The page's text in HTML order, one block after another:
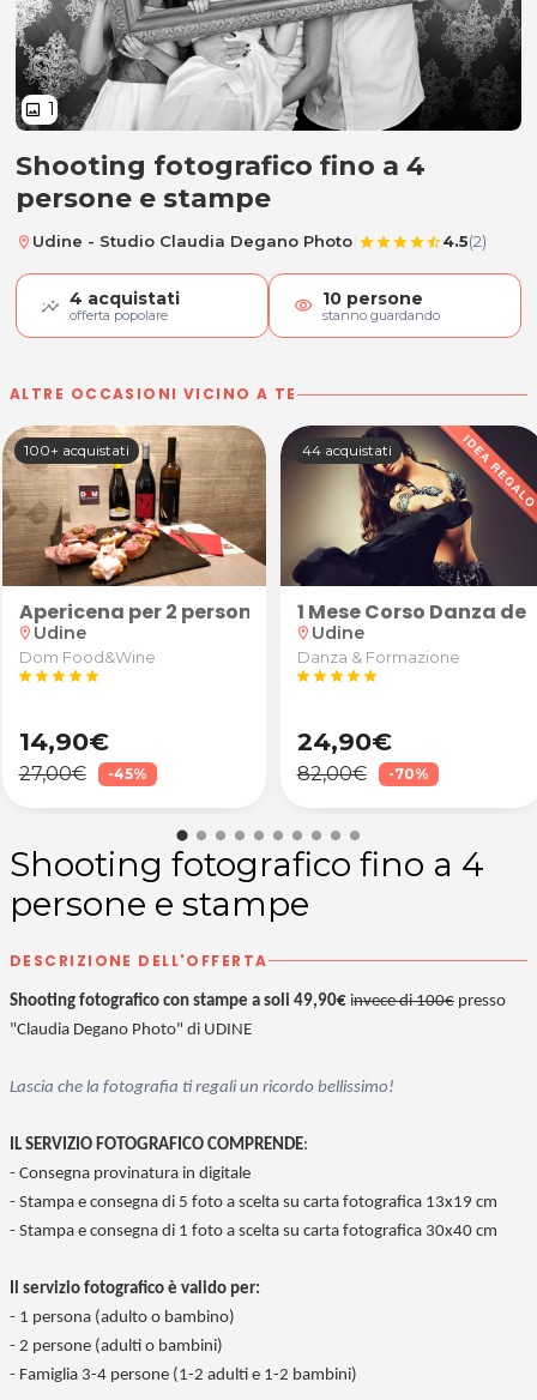
image 1
Shooting fotografico fino a 4
Shooting fotografico fino a 4
persone e stampe
location_on Udine - Studio Claudia Degano Photo starstarstarstarstar_half4.5(2)
4 acquistati
offerta popolare visibility 10 persone
stanno guardando
ALTRE OCCASIONI VICINO A TE
finale
100+ acquistati
Apericena per 2 persone: "Robusto" (calice di
location_on Udine
Dom Food&Wine
starstarstarstarstar
14,90€
27,00€ -45%
44 acquistati
1 Mese Corso Danza
location_on Udine
Danza & Formazione
starstarstarstarstar
24,90€
82,00€ -70%
Shooting fotografico fino a 4
persone e stampe
DESCRIZIONE DELL'OFFERTA
Shooting fotografico con stampe a soli 49,90€ invece di 100€ presso
"Claudia Degano Photo" di UDINE
Lascia che la fotografia ti regali un ricordo bellissimo!
IL SERVIZIO FOTOGRAFICO COMPRENDE:
- Consegna provinatura in digitale
- Stampa e consegna di 5 foto a scelta su carta fotografica 13x19 cm
- Stampa e consegna di 1 foto a scelta su carta fotografica 30x40 cm
Il servizio fotografico è valido per:
- 1 persona (adulto o bambino)
- 2 persone (adulti o bambini)
- Famiglia 3-4 persone (1-2 adulti e 1-2 bambini)